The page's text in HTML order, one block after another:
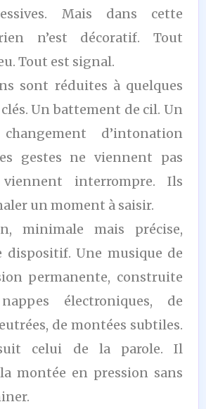
Mais dans cette
n’est décoratif. Tout
Tout est signal.
sont réduites à quelques
Un battement de cil. Un
d’intonation
gestes ne viennent pas
interrompre. Ils
un moment à saisir.
minimale mais précise,
dispositif. Une musique de
permanente, construite
électroniques, de
de montées subtiles.
celui de la parole. Il
montée en pression sans